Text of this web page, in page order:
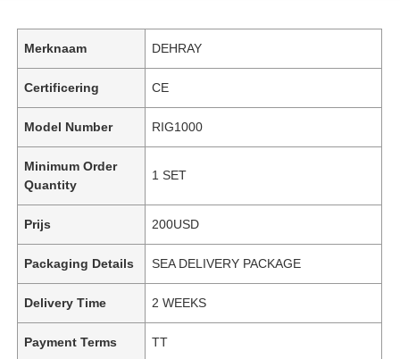
Merknaam DEHRAY
Certificering CE
Model Number RIG1000
Minimum Order
Quantity
1 SET
Prijs 200USD
Packaging Details SEA DELIVERY PACKAGE
Delivery Time 2 WEEKS
Payment Terms TT